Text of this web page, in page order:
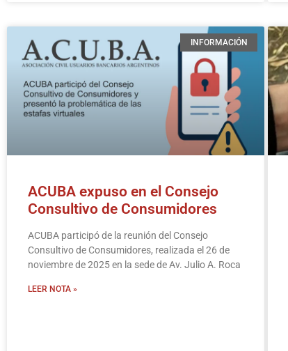
INFORMACIÓN
ACUBA expuso en el Consejo
Consultivo de Consumidores
ACUBA participó de la reunión del Consejo
Consultivo de Consumidores, realizada el 26 de
noviembre de 2025 en la sede de Av. Julio A. Roca
LEER NOTA »